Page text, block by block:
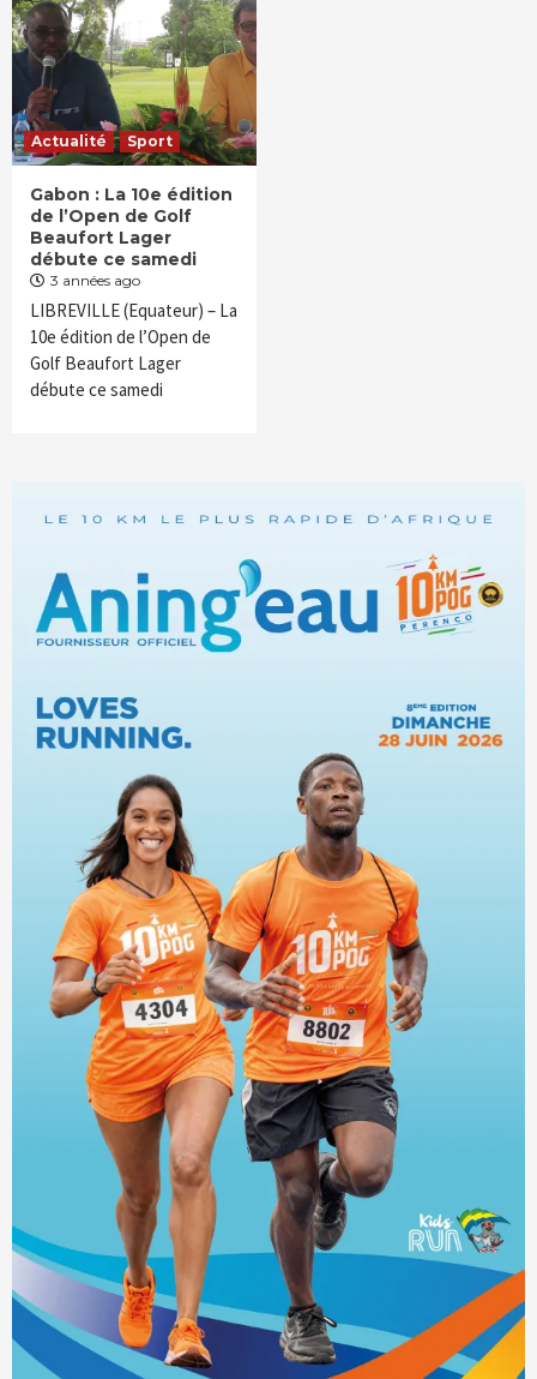
Actualité Sport
Gabon : La 10e édition
de l’Open de Golf
Beaufort Lager
débute ce samedi
3 années ago
LIBREVILLE (Equateur) – La
10e édition de l’Open de
Golf Beaufort Lager
débute ce samedi